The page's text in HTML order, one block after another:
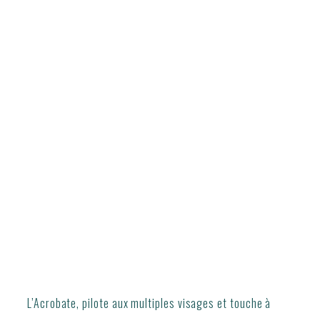
L’Acrobate, pilote aux multiples visages et touche à